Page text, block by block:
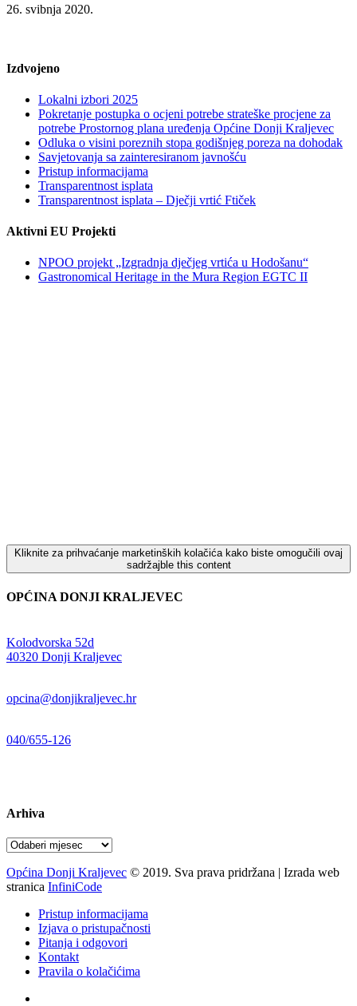
26. svibnja 2020.
Izdvojeno
Lokalni izbori 2025
Pokretanje postupka o ocjeni potrebe strateške procjene za
potrebe Prostornog plana uređenja Općine Donji Kraljevec
Odluka o visini poreznih stopa godišnjeg poreza na dohodak
Savjetovanja sa zainteresiranom javnošću
Pristup informacijama
Transparentnost isplata
Transparentnost isplata – Dječji vrtić Ftiček
Aktivni EU Projekti
NPOO projekt „Izgradnja dječjeg vrtića u Hodošanu“
Gastronomical Heritage in the Mura Region EGTC II
Kliknite za prihvaćanje marketinških kolačića kako biste omogučili ovaj
sadržajble this content
OPĆINA DONJI KRALJEVEC
Kolodvorska 52d
40320 Donji Kraljevec
opcina@donjikraljevec.hr
040/655-126
Arhiva
Arhiva
Općina Donji Kraljevec © 2019. Sva prava pridržana | Izrada web
stranica InfiniCode
Pristup informacijama
Izjava o pristupačnosti
Pitanja i odgovori
Kontakt
Pravila o kolačićima